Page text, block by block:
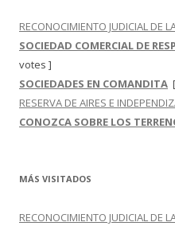
RECONOCIMIENTO JUDICIAL DE
SOCIEDAD COMERCIAL DE
votes ]
SOCIEDADES EN COMANDITA
RESERVA DE AIRES E
CONOZCA SOBRE LOS
MÁS VISITADOS
RECONOCIMIENTO JUDICIAL DE